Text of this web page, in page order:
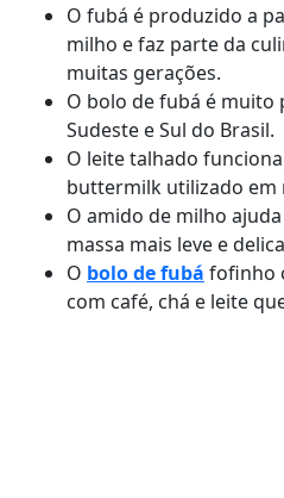
O fubá é produzido a
milho e faz parte da
muitas gerações.
O bolo de fubá é muito
Sudeste e Sul do Brasil.
O leite talhado
buttermilk utilizado em
O amido de milho
massa mais leve e
O bolo de fubá fofinho
com café, chá e leite